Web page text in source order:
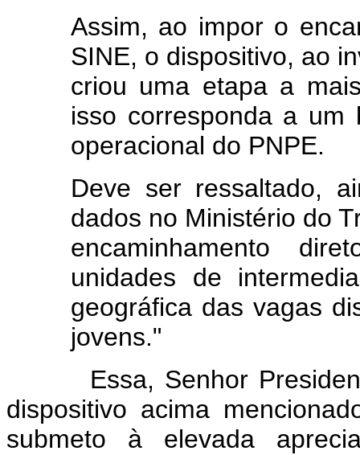
Assim, ao impor o
SINE, o dispositivo, ao
criou uma etapa a
isso corresponda a um
operacional do PNPE.
Deve ser ressaltado,
dados no Ministério do
encaminhamento
unidades de
geográfica das vagas
jovens."
Essa, Senhor
dispositivo acima
submeto à elevada